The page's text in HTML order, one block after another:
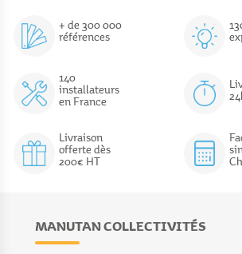
+ de 300 000
références
140
installateurs
en France
Livraison
offerte dès
200€ HT
MANUTAN COLLECTIVITÉS